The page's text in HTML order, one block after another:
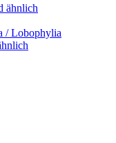
ähnlich
/ Lobophylia